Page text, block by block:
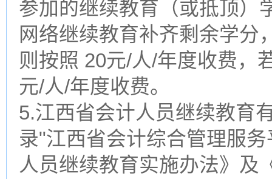
参加的继续教育（或抵顶）
网络继续教育补齐剩余学分
则按照 20元/人/年度收费，
元/人/年度收费。
5.江西省会计人员继续教育
录"江西省会计综合管理服
人员继续教育实施办法》及